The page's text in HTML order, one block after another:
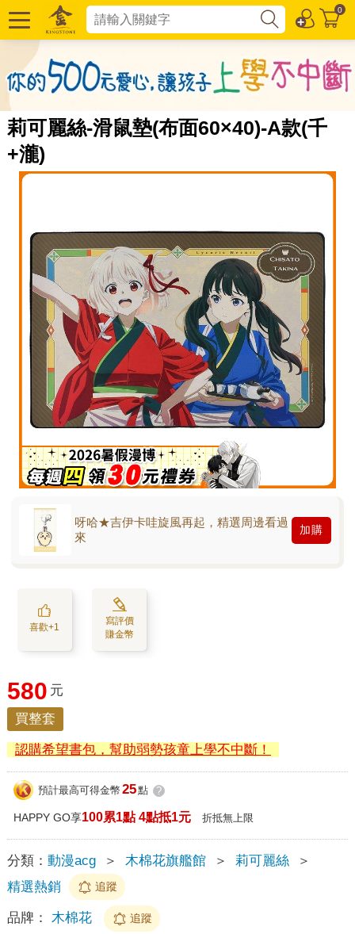
0
莉可麗絲-滑鼠墊(布面60×40)-A款(千
+瀧)
呀哈★吉伊卡哇旋風再起，精選周邊看過
來
加購
喜歡+1
寫評價
賺金幣
580 元
買整套
認購希望書包，幫助弱勢孩童上學不中斷！
預計最高可得金幣 25點 ?
HAPPY GO享100累1點 4點抵1元 折抵無上限
分類： 動漫acg ＞ 木棉花旗艦館 ＞ 莉可麗絲
＞
精選熱銷
追蹤
品牌： 木棉花 追蹤